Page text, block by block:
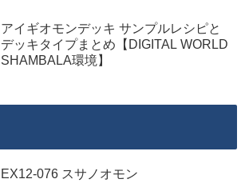
アイギオモンデッキ サンプルレシピと
デッキタイプまとめ【DIGITAL WORLD
SHAMBALA環境】
EX12-076 スサノオモン